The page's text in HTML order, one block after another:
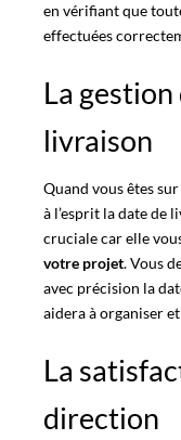
en vérifiant que
effectuées
La gestion
livraison
Quand vous êtes sur
à l’esprit la date de
cruciale car elle
votre projet. Vous
avec précision la
aidera à organiser
La
direction